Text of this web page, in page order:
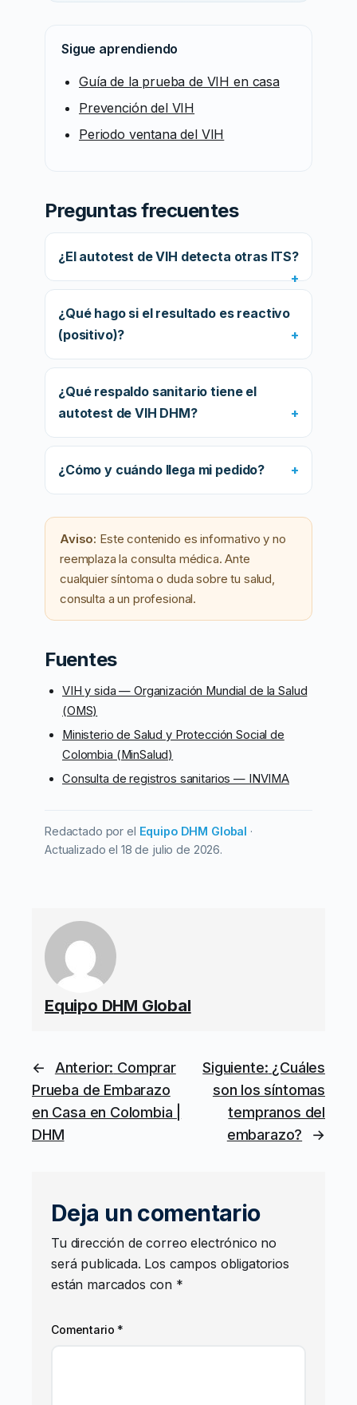
Sigue aprendiendo
Guía de la prueba de VIH en casa
Prevención del VIH
Periodo ventana del VIH
Preguntas frecuentes
¿El autotest de VIH detecta otras ITS?
¿Qué hago si el resultado es reactivo
(positivo)?
¿Qué respaldo sanitario tiene el
autotest de VIH DHM?
¿Cómo y cuándo llega mi pedido?
Aviso: Este contenido es informativo y no
reemplaza la consulta médica. Ante
cualquier síntoma o duda sobre tu salud,
consulta a un profesional.
Fuentes
VIH y sida — Organización Mundial de la Salud
(OMS)
Ministerio de Salud y Protección Social de
Colombia (MinSalud)
Consulta de registros sanitarios — INVIMA
Redactado por el Equipo DHM Global ·
Actualizado el 18 de julio de 2026.
Equipo DHM Global
← Anterior: Comprar
Prueba de Embarazo
en Casa en Colombia |
DHM
Siguiente: ¿Cuáles
son los síntomas
tempranos del
embarazo?
→
Deja un comentario
Tu dirección de correo electrónico no
será publicada. Los campos obligatorios
están marcados con *
Comentario *